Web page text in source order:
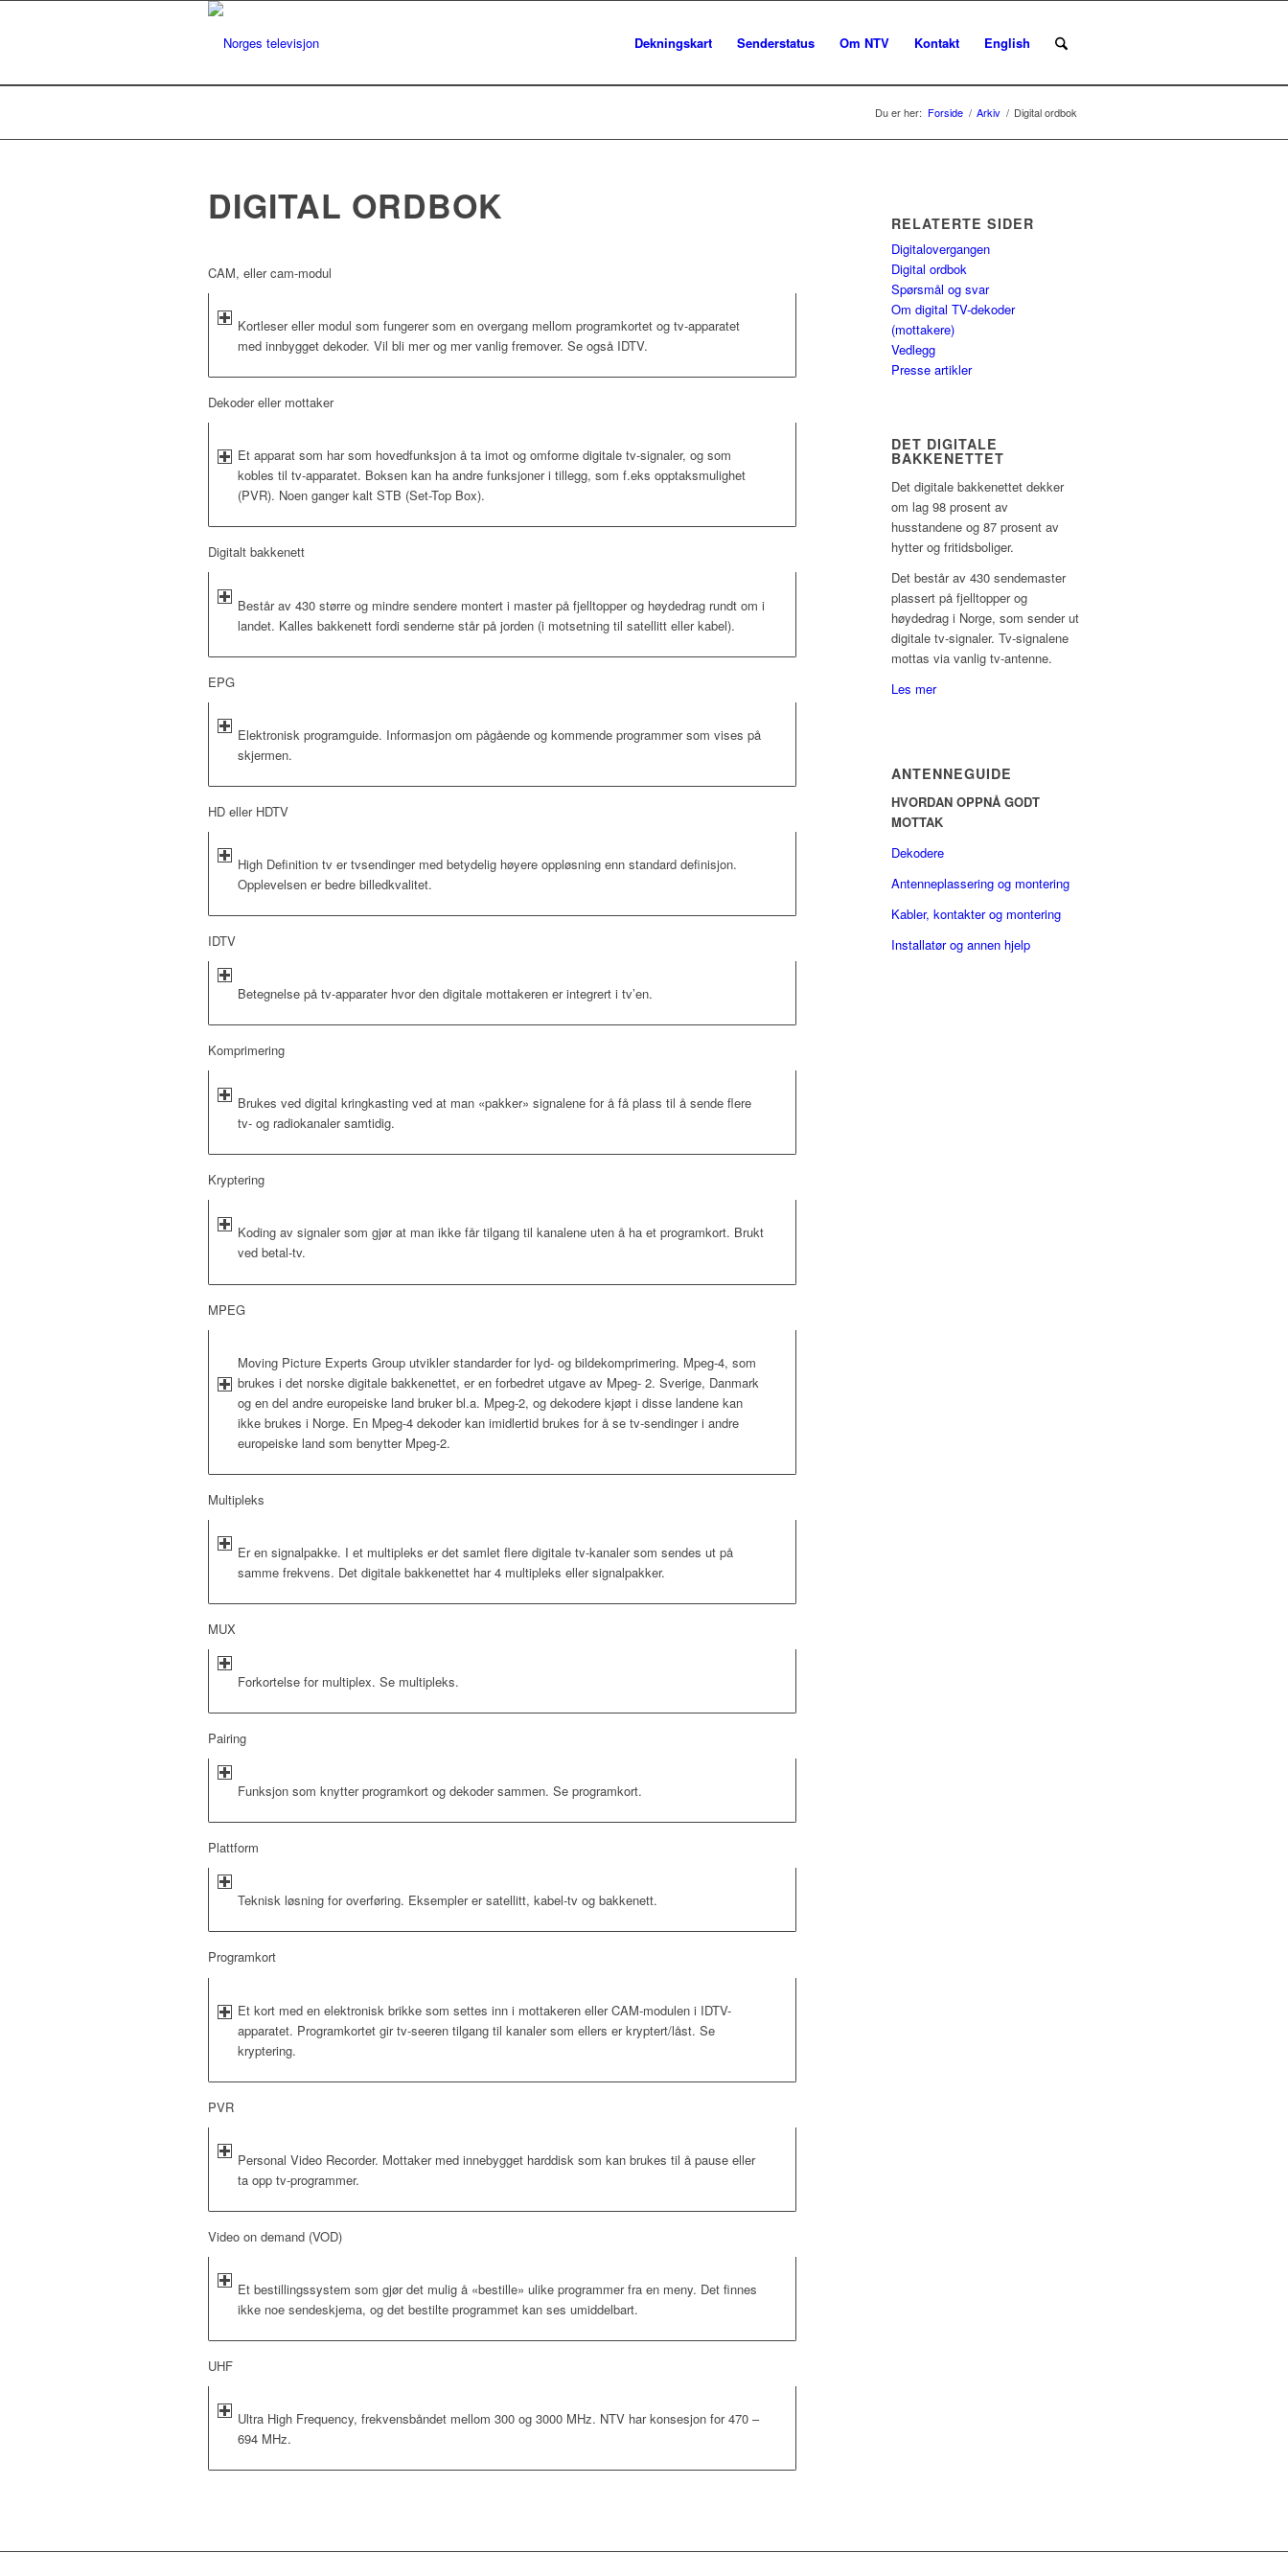
Dekningskart Senderstatus Om NTV Kontakt English
Du er her: Forside / Arkiv / Digital ordbok
DIGITAL ORDBOK
CAM, eller cam-modul
Kortleser eller modul som fungerer som en overgang mellom programkortet og tv-apparatet
med innbygget dekoder. Vil bli mer og mer vanlig fremover. Se også IDTV.
Dekoder eller mottaker
Et apparat som har som hovedfunksjon å ta imot og omforme digitale tv-signaler, og som
kobles til tv-apparatet. Boksen kan ha andre funksjoner i tillegg, som f.eks opptaksmulighet
(PVR). Noen ganger kalt STB (Set-Top Box).
Digitalt bakkenett
Består av 430 større og mindre sendere montert i master på fjelltopper og høydedrag rundt om i
landet. Kalles bakkenett fordi senderne står på jorden (i motsetning til satellitt eller kabel).
EPG
Elektronisk programguide. Informasjon om pågående og kommende programmer som vises på
skjermen.
HD eller HDTV
High Definition tv er tvsendinger med betydelig høyere oppløsning enn standard definisjon.
Opplevelsen er bedre billedkvalitet.
IDTV
Betegnelse på tv-apparater hvor den digitale mottakeren er integrert i tv’en.
Komprimering
Brukes ved digital kringkasting ved at man «pakker» signalene for å få plass til å sende flere
tv- og radiokanaler samtidig.
Kryptering
Koding av signaler som gjør at man ikke får tilgang til kanalene uten å ha et programkort. Brukt
ved betal-tv.
MPEG
Moving Picture Experts Group utvikler standarder for lyd- og bildekomprimering. Mpeg-4, som
brukes i det norske digitale bakkenettet, er en forbedret utgave av Mpeg- 2. Sverige, Danmark
og en del andre europeiske land bruker bl.a. Mpeg-2, og dekodere kjøpt i disse landene kan
ikke brukes i Norge. En Mpeg-4 dekoder kan imidlertid brukes for å se tv-sendinger i andre
europeiske land som benytter Mpeg-2.
Multipleks
Er en signalpakke. I et multipleks er det samlet flere digitale tv-kanaler som sendes ut på
samme frekvens. Det digitale bakkenettet har 4 multipleks eller signalpakker.
MUX
Forkortelse for multiplex. Se multipleks.
Pairing
Funksjon som knytter programkort og dekoder sammen. Se programkort.
Plattform
Teknisk løsning for overføring. Eksempler er satellitt, kabel-tv og bakkenett.
Programkort
Et kort med en elektronisk brikke som settes inn i mottakeren eller CAM-modulen i IDTV-
apparatet. Programkortet gir tv-seeren tilgang til kanaler som ellers er kryptert/låst. Se
kryptering.
PVR
Personal Video Recorder. Mottaker med innebygget harddisk som kan brukes til å pause eller
ta opp tv-programmer.
Video on demand (VOD)
Et bestillingssystem som gjør det mulig å «bestille» ulike programmer fra en meny. Det finnes
ikke noe sendeskjema, og det bestilte programmet kan ses umiddelbart.
UHF
Ultra High Frequency, frekvensbåndet mellom 300 og 3000 MHz. NTV har konsesjon for 470 –
694 MHz.
RELATERTE SIDER
Digitalovergangen
Digital ordbok
Spørsmål og svar
Om digital TV-dekoder
(mottakere)
Vedlegg
Presse artikler
DET DIGITALE
BAKKENETTET
Det digitale bakkenettet dekker
om lag 98 prosent av
husstandene og 87 prosent av
hytter og fritidsboliger.
Det består av 430 sendemaster
plassert på fjelltopper og
høydedrag i Norge, som sender ut
digitale tv-signaler. Tv-signalene
mottas via vanlig tv-antenne.
Les mer
ANTENNEGUIDE
HVORDAN OPPNÅ GODT
MOTTAK
Dekodere
Antenneplassering og montering
Kabler, kontakter og montering
Installatør og annen hjelp